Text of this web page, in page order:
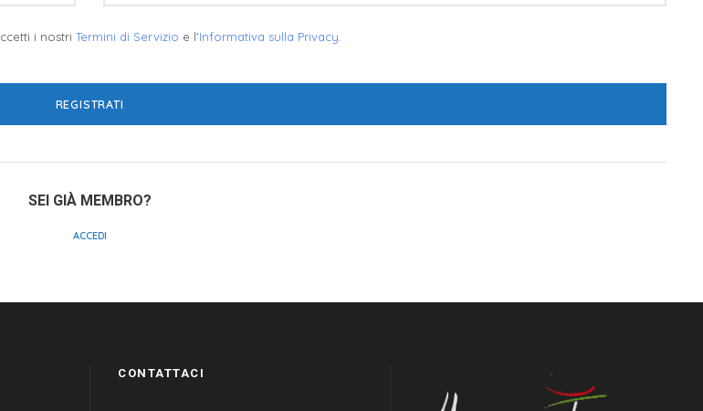
i nostri Termini di Servizio e l'Informativa sulla Privacy
SEI GIÀ MEMBRO?
ACCEDI
CONTATTACI